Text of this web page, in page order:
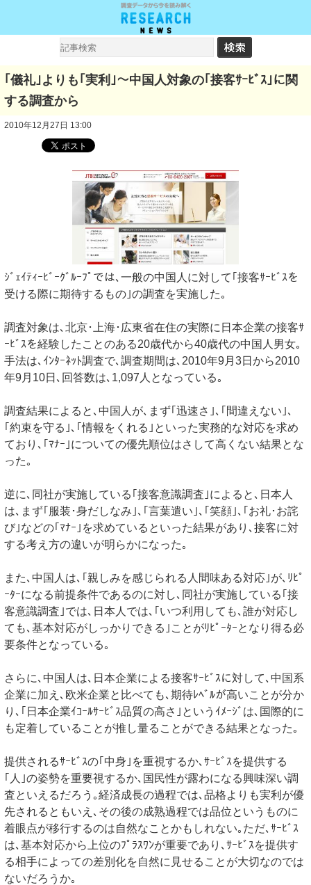
｢儀礼｣よりも｢実利｣～中国人対象の｢接客ｻｰﾋﾞｽ｣に関
する調査から
2010年12月27日 13:00
ｼﾞｪｲﾃｨｰﾋﾞｰｸﾞﾙｰﾌﾟでは､一般の中国人に対して｢接客ｻｰﾋﾞｽを
受ける際に期待するもの｣の調査を実施した｡
調査対象は､北京･上海･広東省在住の実際に日本企業の接客ｻ
ｰﾋﾞｽを経験したことのある20歳代から40歳代の中国人男女｡
手法は､ｲﾝﾀｰﾈｯﾄ調査で､調査期間は､2010年9月3日から2010
年9月10日､回答数は､1,097人となっている｡
調査結果によると､中国人が､まず｢迅速さ｣､｢間違えない｣､
｢約束を守る｣､｢情報をくれる｣といった実務的な対応を求め
ており､｢ﾏﾅｰ｣についての優先順位はさして高くない結果とな
った｡
逆に､同社が実施している｢接客意識調査｣によると､日本人
は､まず｢服装･身だしなみ｣､｢言葉遣い｣､｢笑顔｣､｢お礼･お詫
び｣などの｢ﾏﾅｰ｣を求めているといった結果があり､接客に対
する考え方の違いが明らかになった｡
また､中国人は､｢親しみを感じられる人間味ある対応｣が､ﾘﾋﾟ
ｰﾀｰになる前提条件であるのに対し､同社が実施している｢接
客意識調査｣では､日本人では､｢いつ利用しても､誰が対応し
ても､基本対応がしっかりできる｣ことがﾘﾋﾟｰﾀｰとなり得る必
要条件となっている｡
さらに､中国人は､日本企業による接客ｻｰﾋﾞｽに対して､中国系
企業に加え､欧米企業と比べても､期待ﾚﾍﾞﾙが高いことが分か
り､｢日本企業ｲｺｰﾙｻｰﾋﾞｽ品質の高さ｣というｲﾒｰｼﾞは､国際的に
も定着していることが推し量ることができる結果となった｡
提供されるｻｰﾋﾞｽの｢中身｣を重視するか､ｻｰﾋﾞｽを提供する
｢人｣の姿勢を重要視するか､国民性が露わになる興味深い調
査といえるだろう｡経済成長の過程では､品格よりも実利が優
先されるともいえ､その後の成熟過程では品位というものに
着眼点が移行するのは自然なことかもしれない｡ただ､ｻｰﾋﾞｽ
は､基本対応から上位のﾌﾟﾗｽﾜﾝが重要であり､ｻｰﾋﾞｽを提供す
る相手によっての差別化を自然に見せることが大切なのでは
ないだろうか｡